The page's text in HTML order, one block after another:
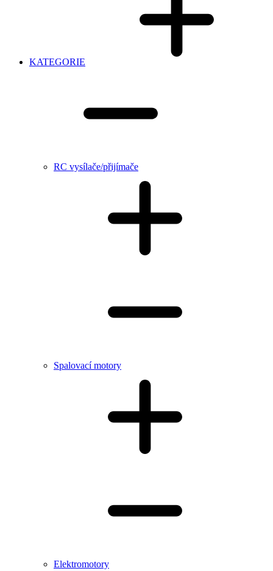
KATEGORIE
RC vysílače/přijímače
Spalovací motory
Elektromotory